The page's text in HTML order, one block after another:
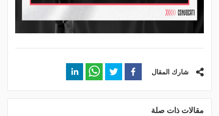
شارك المقال
مقالات ذات صلة